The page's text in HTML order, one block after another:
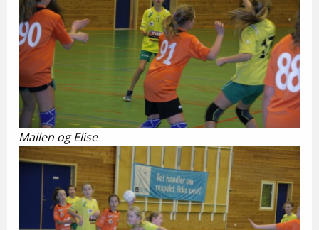
Mailen og Elise